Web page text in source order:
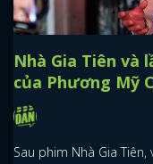
Nhà Gia Tiên và
của Phương Mỹ
Sau phim Nhà Gia